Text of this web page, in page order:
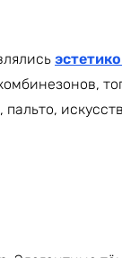
пальто,